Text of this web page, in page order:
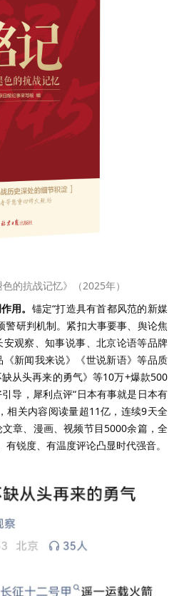
的抗战记忆》（2025年）
用。 锚定“打造具有首都风范的新媒
警研判机制。紧扣大事要事、舆论焦
观察、知事说事、北京论语等品牌
新闻我来说》《世说新语》等品质
从头再来的勇气》等10万+爆款500
导，犀利点评“日本有事就是日本有
相关内容阅读量超11亿，连续9天全
章、漫画、视频节目5000余篇，全
锐度、有温度评论凸显时代强音。